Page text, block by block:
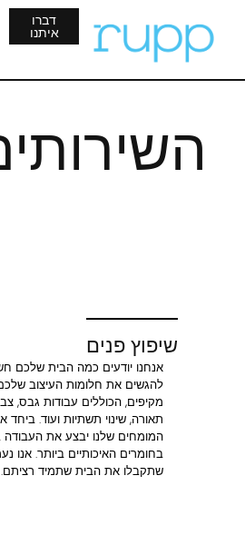
דברו
איתנו
שיפוץ פנים
אנחנו יודעים כמה הבית שלכם
להגשים את חלומות העיצוב
מקיפים, הכוללים עבודות גבס,
תאורה, שינוי תשתיות ועוד.
המומחים שלנו יבצע את העבודה
בחומרים האיכותיים ביותר. אנו
שתקבלו את הבית שתמיד רציתם.